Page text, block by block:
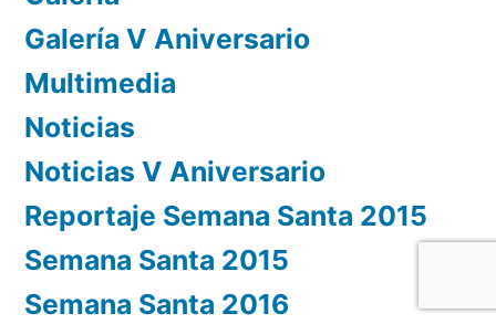
Galería V Aniversario
Multimedia
Noticias
Noticias V Aniversario
Reportaje Semana Santa 2015
Semana Santa 2015
Semana Santa 2016